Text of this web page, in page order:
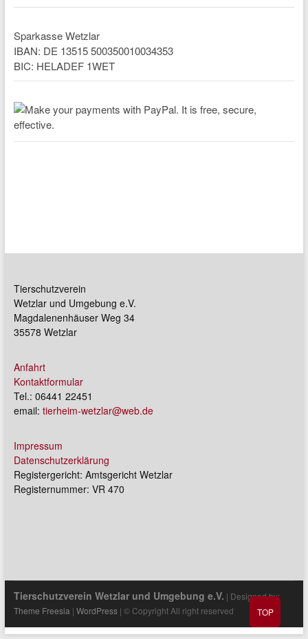
Sparkasse Wetzlar
IBAN: DE 13515 500350010034353
BIC: HELADEF 1WET
Tierschutzverein
Wetzlar und Umgebung e.V.
Magdalenenhäuser Weg 34
35578 Wetzlar
Anfahrt
Kontaktformular
Tel.: 06441 22451
email: tierheim-wetzlar@web.de
Impressum
Datenschutzerklärung
Registergericht: Amtsgericht Wetzlar
Registernummer: VR 470
Tierschutzverein Wetzlar und Umgebung e.V. | Designed by:
Theme Freesia | WordPress| © Copyright All right reserved TOP